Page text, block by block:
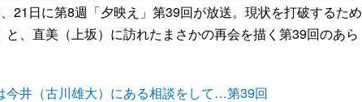
21日に第8週「夕映え」第39回が放送。現状を打破するため
、直美（上坂）に訪れたまさかの再会を描く第39回のあら
今井（古川雄大）にある相談をして…第39回